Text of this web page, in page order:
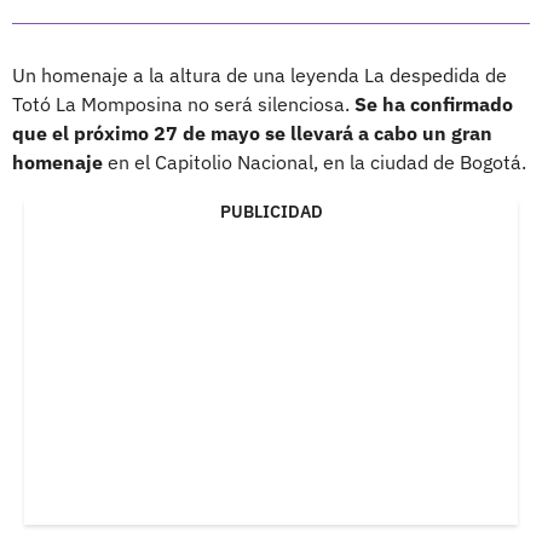
Un homenaje a la altura de una leyenda La despedida de
Totó La Momposina no será silenciosa. Se ha confirmado
que el próximo 27 de mayo se llevará a cabo un gran
homenaje en el Capitolio Nacional, en la ciudad de Bogotá.
PUBLICIDAD